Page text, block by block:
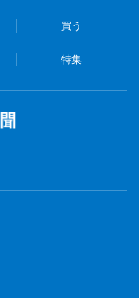
買う
特集